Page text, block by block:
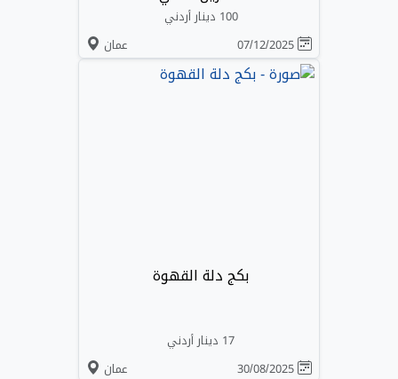
100 دينار أردني
عمان
بكج دلة القهوة
17 دينار أردني
عمان